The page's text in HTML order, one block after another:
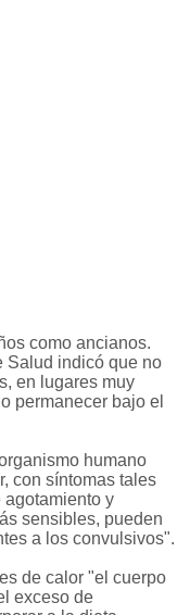
como ancianos.
Salud indicó que no
en lugares muy
permanecer bajo el
humano
con síntomas tales
agotamiento y
sensibles, pueden
a los convulsivos".
de calor "el cuerpo
exceso de